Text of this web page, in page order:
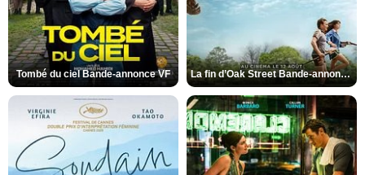
Tombé du ciel Bande-annonce VF La fin d’Oak Street Bande-annonce VO STFR